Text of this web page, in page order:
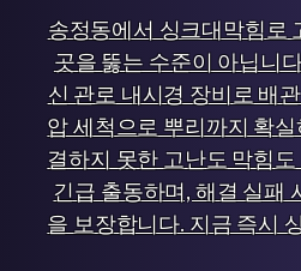
송정동에서 싱크대막힘로
곳을 뚫는 수준이 아닙니
신 관로 내시경 장비로 배
압 세척으로 뿌리까지 확
결하지 못한 고난도 막힘
긴급 출동하며, 해결 실패
을 보장합니다. 지금 즉시